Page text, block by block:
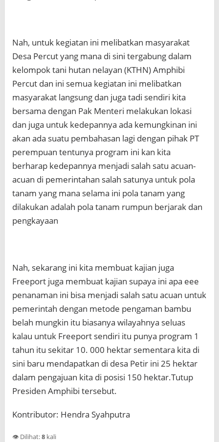
Nah, untuk kegiatan ini melibatkan masyarakat
Desa Percut yang mana di sini tergabung dalam
kelompok tani hutan nelayan (KTHN) Amphibi
Percut dan ini semua kegiatan ini melibatkan
masyarakat langsung dan juga tadi sendiri kita
bersama dengan Pak Menteri melakukan lokasi
dan juga untuk kedepannya ada kemungkinan ini
akan ada suatu pembahasan lagi dengan pihak PT
perempuan tentunya program ini kan kita
berharap kedepannya menjadi salah satu acuan-
acuan di pemerintahan salah satunya untuk pola
tanam yang mana selama ini pola tanam yang
dilakukan adalah pola tanam rumpun berjarak dan
pengkayaan
Nah, sekarang ini kita membuat kajian juga
Freeport juga membuat kajian supaya ini apa eee
penanaman ini bisa menjadi salah satu acuan untuk
pemerintah dengan metode pengaman bambu
belah mungkin itu biasanya wilayahnya seluas
kalau untuk Freeport sendiri itu punya program 1
tahun itu sekitar 10. 000 hektar sementara kita di
sini baru mendapatkan di desa Petir ini 25 hektar
dalam pengajuan kita di posisi 150 hektar.Tutup
Presiden Amphibi tersebut.
Kontributor: Hendra Syahputra
👁️ Dilihat:8 kali